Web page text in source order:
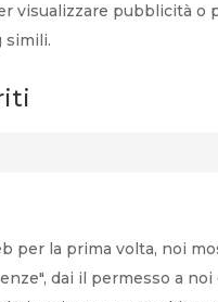
visualizzare pubblicità o
simili.
per la prima volta, noi
dai il permesso a